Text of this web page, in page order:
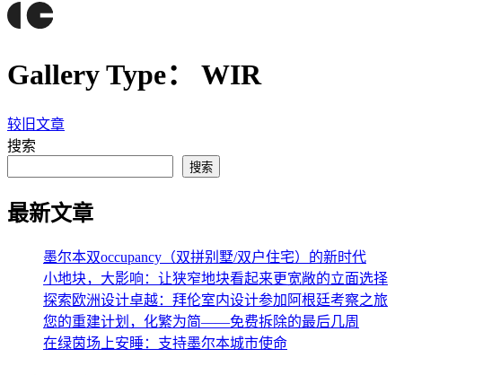
Gallery Type： WIR
文
章
航
较旧文章
搜索
搜索
最新文章
墨尔本双occupancy（双拼别墅/双户住宅）的新时代
小地块，大影响：让狭窄地块看起来更宽敞的立面选择
探索欧洲设计卓越：拜伦室内设计参加阿根廷考察之旅
您的重建计划，化繁为简——免费拆除的最后几周
在绿茵场上安睡：支持墨尔本城市使命